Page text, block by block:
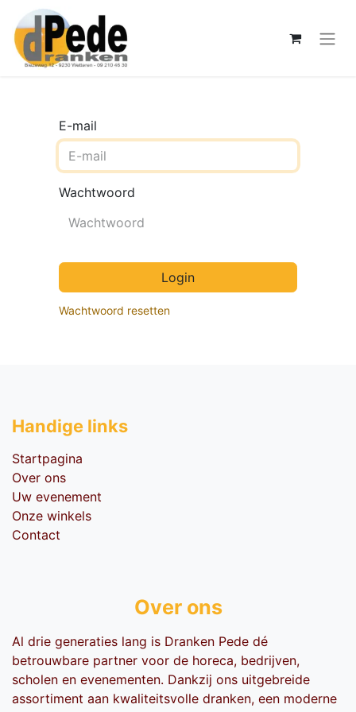
E-mail
Wachtwoord
Login
Wachtwoord resetten
Handige li​nks
Startpagina
Over ons
Uw evenement
Onze winkels
Contact
Over ons
Al drie generaties lang is Dranken Pede dé
betrouwbare partner voor de horeca, bedrijven,
scholen en evenementen. Dankzij ons uitgebreide
assortiment aan kwaliteitsvolle dranken, een moderne